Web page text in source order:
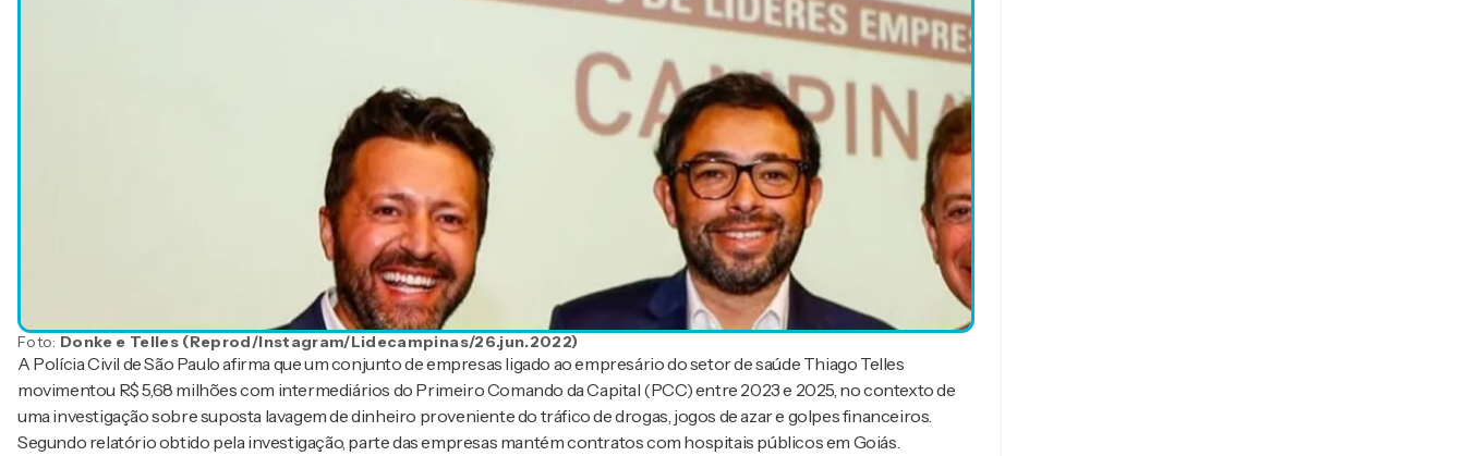
Foto: Donke e Telles (Reprod/Instagram/Lidecampinas/26.jun.2022)
A Polícia Civil de São Paulo afirma que um conjunto de empresas ligado ao empresário do setor de saúde Thiago Telles
movimentou R$ 5,68 milhões com intermediários do Primeiro Comando da Capital (PCC) entre 2023 e 2025, no contexto de
uma investigação sobre suposta lavagem de dinheiro proveniente do tráfico de drogas, jogos de azar e golpes financeiros.
Segundo relatório obtido pela investigação, parte das empresas mantém contratos com hospitais públicos em Goiás.